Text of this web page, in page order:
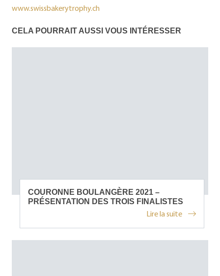
www.swissbakerytrophy.ch
CELA POURRAIT AUSSI VOUS INTÉRESSER
COURONNE BOULANGÈRE 2021 –
PRÉSENTATION DES TROIS FINALISTES
Lire la suite